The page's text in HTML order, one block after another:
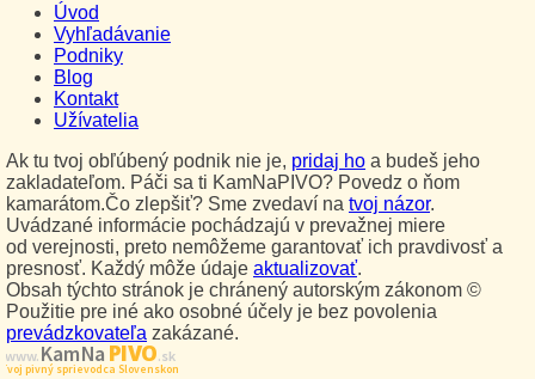
Úvod
Vyhľadávanie
Podniky
Blog
Kontakt
Užívatelia
Ak tu tvoj obľúbený podnik nie je, pridaj ho a budeš jeho
zakladateľom. Páči sa ti KamNaPIVO? Povedz o ňom
kamarátom.Čo zlepšiť? Sme zvedaví na tvoj názor.
Uvádzané informácie pochádzajú v prevažnej miere
od verejnosti, preto nemôžeme garantovať ich pravdivosť a
presnosť. Každý môže údaje aktualizovať.
Obsah týchto stránok je chránený autorským zákonom ©
Použitie pre iné ako osobné účely je bez povolenia
prevádzkovateľa zakázané.
www.Kam NaPIVO.sk
Tvoj pivný sprievodca Slovenskom